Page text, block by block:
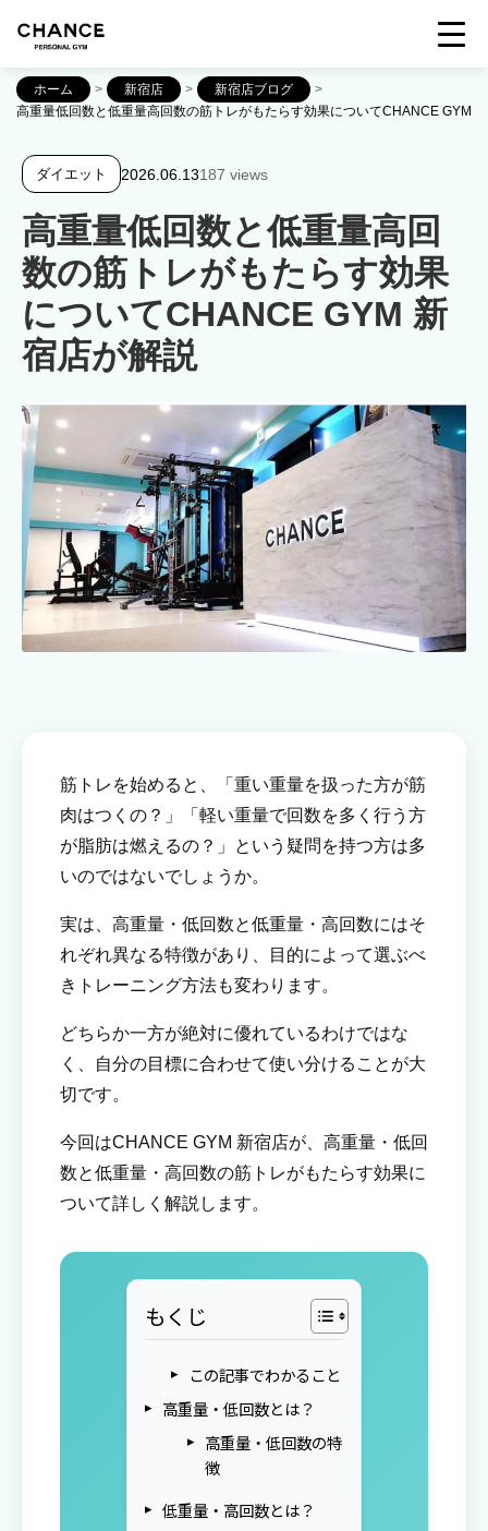
ホーム > 新宿店 > 新宿店ブログ
>
高重量低回数と低重量高回数の筋トレがもたらす効果についてCHANCE GYM
ダイエット 2026.06.13187 views
高重量低回数と低重量高回
数の筋トレがもたらす効果
についてCHANCE GYM 新
宿店が解説
筋トレを始めると、「重い重量を扱った方が筋
肉はつくの？」「軽い重量で回数を多く行う方
が脂肪は燃えるの？」という疑問を持つ方は多
いのではないでしょうか。
実は、高重量・低回数と低重量・高回数にはそ
れぞれ異なる特徴があり、目的によって選ぶべ
きトレーニング方法も変わります。
どちらか一方が絶対に優れているわけではな
く、自分の目標に合わせて使い分けることが大
切です。
今回はCHANCE GYM 新宿店が、高重量・低回
数と低重量・高回数の筋トレがもたらす効果に
ついて詳しく解説します。
もくじ
この記事でわかること
高重量・低回数とは？
高重量・低回数の特
徴
低重量・高回数とは？